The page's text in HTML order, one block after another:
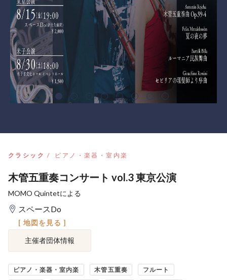
クラシック ピアノ・楽器・室内楽
木管五重奏コンサート vol.3 東京公演
MOMO Quintetによる
スペースDo
[ 地図を見る ]
主催者団体情報
ピアノ・楽器・室内楽 木管五重奏 フルート